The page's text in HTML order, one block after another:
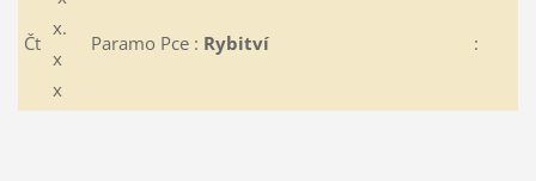
Čt
x.
x
x
Paramo Pce : Rybitví :